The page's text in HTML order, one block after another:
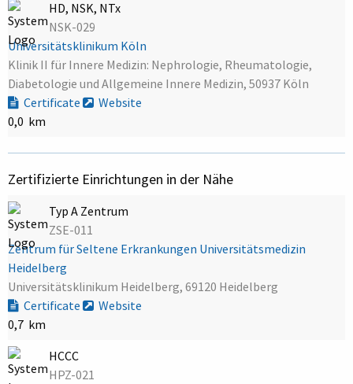
HD, NSK, NTx
NSK-029
Universitätsklinikum Köln
Klinik II für Innere Medizin: Nephrologie, Rheumatologie,
Diabetologie und Allgemeine Innere Medizin, 50937 Köln
Certificate
Website
0,0 km
Zertifizierte Einrichtungen in der Nähe
Typ A Zentrum
ZSE-011
Zentrum für Seltene Erkrankungen Universitätsmedizin
Heidelberg
Universitätsklinikum Heidelberg, 69120 Heidelberg
Certificate
Website
0,7 km
HCCC
HPZ-021